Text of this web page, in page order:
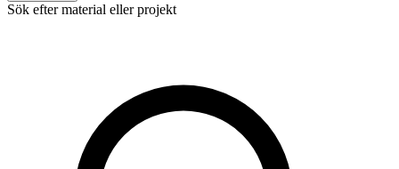
Sök efter material eller projekt